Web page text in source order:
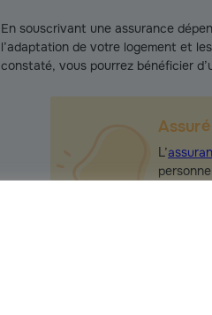
En souscrivant une assurance
l’adaptation de votre logement et
constaté, vous pourrez bénéficier
L’